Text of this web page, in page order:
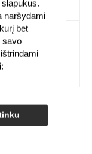
naršydami
bet
savo
28
1.60
Juoda